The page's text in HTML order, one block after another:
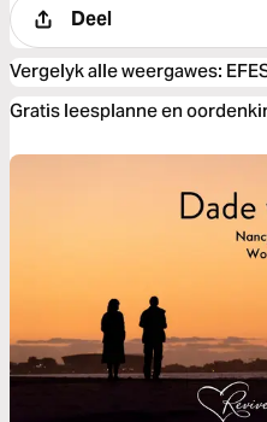
Deel
Vergelyk alle weergawes:
Gratis leesplanne en